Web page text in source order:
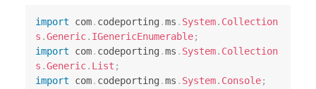
import com. codeporting .ms . System. Collection
s .Generic. IGenericEnumerable;
import
com. codeporting .ms . System. Collection
s .Generic. List ;
import
com. codeporting .ms . System. Console;